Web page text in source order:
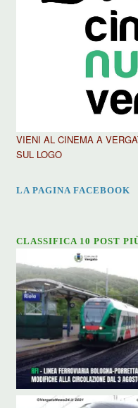
VIENI AL CINEMA A
SUL LOGO
LA PAGINA FACEBOOK
CLASSIFICA 10 POST